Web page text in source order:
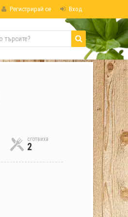
Регистрирай се Вход
сготвиха
2